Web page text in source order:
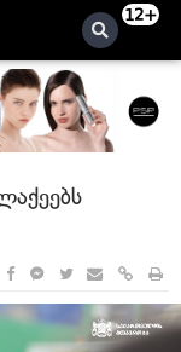
12+